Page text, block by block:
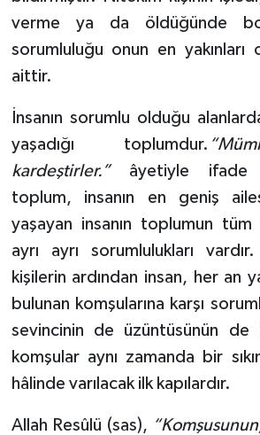
verme ya da öldüğünde
sorumluluğu onun en yakınları
aittir.
İnsanın sorumlu olduğu
yaşadığı toplumdur.
kardeştirler.”âyetiyle ifade
toplum, insanın en geniş
yaşayan insanın toplumun tüm
ayrı ayrı sorumlulukları
kişilerin ardından insan, her an
bulunan komşularına karşı
sevincinin de üzüntüsünün de
komşular aynı zamanda bir
hâlinde varılacak ilk kapılardır.
Allah Resûlü (sas),